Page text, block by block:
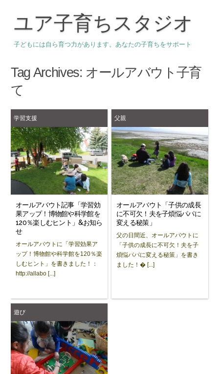
ユア子育ちスタジオ
子どもには自ら育つ力があります。あなたの子育ちをサポート
Tag Archives: オールアバウト子育
て
学習支援
オールアバウト記事「学習効
果アップ！博物館や科学館を
120％楽しむヒント」&お知ら
せ
オールアバウトに「学習効果ア
ップ！博物館や科学館を120％楽
しむヒント」を書きました！：
http://allabo [...]
父親
オールアバウト「子供の成長
に不可欠！夫を子煩悩パパに
変える秘策」
父の日間近、オールアバウトに
「子供の成長に不可欠！夫を子
煩悩パパに変える秘策」を書き
ました！� [...]
遊び